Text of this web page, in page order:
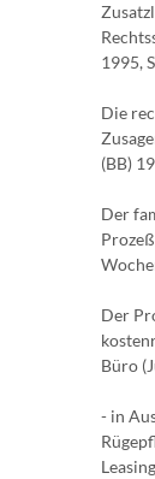
1995,
Die
(BB)
Der
Der
Büro
- in